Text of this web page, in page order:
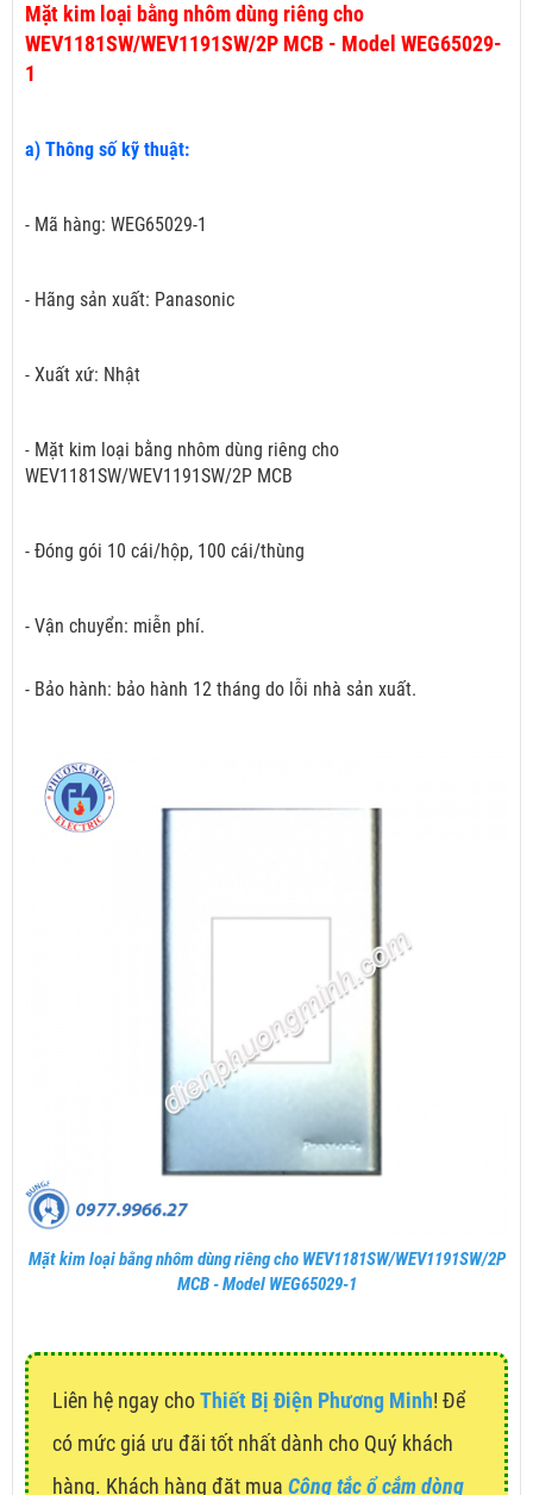
Mặt kim loại bằng nhôm dùng riêng cho
WEV1181SW/WEV1191SW/2P MCB - Model WEG65029-
1
a) Thông số kỹ thuật:
- Mã hàng: WEG65029-1
- Hãng sản xuất: Panasonic
- Xuất xứ: Nhật
- Mặt kim loại bằng nhôm dùng riêng cho
WEV1181SW/WEV1191SW/2P MCB
- Đóng gói 10 cái/hộp, 100 cái/thùng
- Vận chuyển: miễn phí.
- Bảo hành: bảo hành 12 tháng do lỗi nhà sản xuất.
Mặt kim loại bằng nhôm dùng riêng cho WEV1181SW/WEV1191SW/2P
MCB - Model WEG65029-1
Liên hệ ngay choThiết Bị Điện Phương Minh! Để
có mức giá ưu đãi tốt nhất dành cho Quý khách
hàng. Khách hàng đặt mua Công tắc ổ cắm dòng